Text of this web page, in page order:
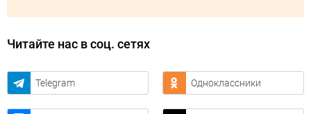
Читайте нас в соц. сетях
Telegram Одноклассники